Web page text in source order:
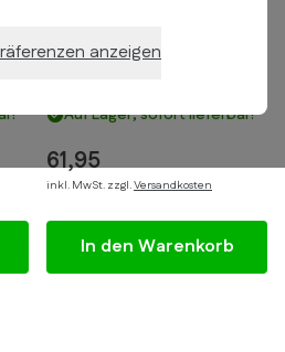
anzeigen
für Gabelbrücke für Zündapp
Auf Lager, sofort lieferbar!
61,95
inkl. MwSt. zzgl.Versandkosten
In den Warenkorb